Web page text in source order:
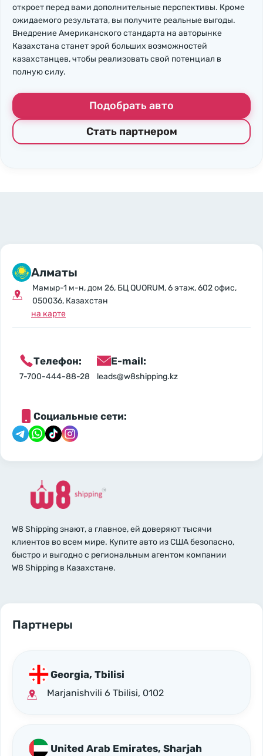
откроет перед вами дополнительные перспективы. Кроме
ожидаемого результата, вы получите реальные выгоды.
Внедрение Американского стандарта на авторынке
Казахстана станет эрой больших возможностей
казахстанцев, чтобы реализовать свой потенциал в
полную силу.
Подобрать авто
Стать партнером
Алматы
Мамыр-1 м-н, дом 26, БЦ QUORUM, 6 этаж, 602 офис,
050036, Казахстан
на карте
Телефон:
7-700-444-88-28
E-mail:
leads@w8shipping.kz
Социальные сети:
W8 Shipping знают, а главное, ей доверяют тысячи
клиентов во всем мире. Купите авто из США безопасно,
быстро и выгодно с региональным агентом компании
W8 Shipping в Казахстане.
Партнеры
Georgia, Tbilisi
Marjanishvili 6 Tbilisi, 0102
United Arab Emirates, Sharjah